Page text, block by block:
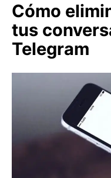
Cómo
tus
Telegram